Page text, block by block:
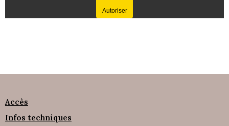
Autoriser
Accès
Infos techniques